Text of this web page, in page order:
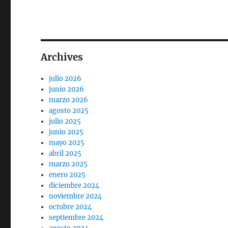
Archives
julio 2026
junio 2026
marzo 2026
agosto 2025
julio 2025
junio 2025
mayo 2025
abril 2025
marzo 2025
enero 2025
diciembre 2024
noviembre 2024
octubre 2024
septiembre 2024